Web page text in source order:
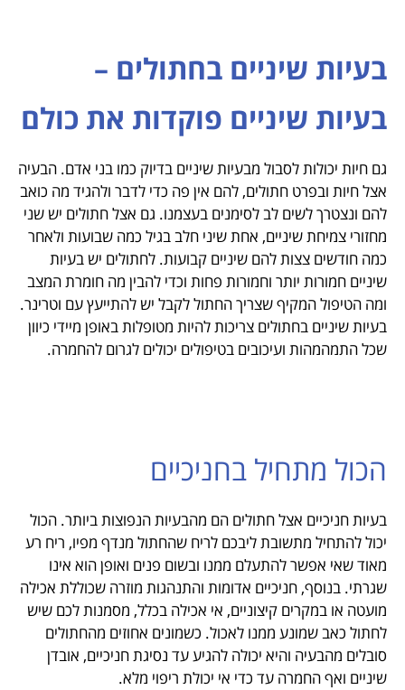
בעיות שיניים בחתולים –
בעיות שיניים פוקדות את כולם
גם חיות יכולות לסבול מבעיות שיניים בדיוק כמו בני אדם. הבעיה
אצל חיות ובפרט חתולים, להם אין פה כדי לדבר ולהגיד מה כואב
להם ונצטרך לשים לב לסימנים בעצמנו. גם אצל חתולים יש שני
מחזורי צמיחת שיניים, אחת שיני חלב בגיל כמה שבועות ולאחר
כמה חודשים צצות להם שיניים קבועות. לחתולים יש בעיות
שיניים חמורות יותר וחמורות פחות וכדי להבין מה חומרת המצב
ומה הטיפול המקיף שצריך החתול לקבל יש להתייעץ עם וטרינר.
בעיות שיניים בחתולים צריכות להיות מטופלות באופן מיידי כיוון
שכל התמהמהות ועיכובים בטיפולים יכולים לגרום להחמרה.
הכול מתחיל בחניכיים
בעיות חניכיים אצל חתולים הם מהבעיות הנפוצות ביותר. הכול
יכול להתחיל מתשובת ליבכם לריח שהחתול מנדף מפיו, ריח רע
מאוד שאי אפשר להתעלם ממנו ובשום פנים ואופן הוא אינו
שגרתי. בנוסף, חניכיים אדומות והתנהגות מוזרה שכוללת אכילה
מועטה או במקרים קיצוניים, אי אכילה בכלל, מסמנות לכם שיש
לחתול כאב שמונע ממנו לאכול. כשמונים אחוזים מהחתולים
סובלים מהבעיה והיא יכולה להגיע עד נסיגת חניכיים, אובדן
שיניים ואף החמרה עד כדי אי יכולת ריפוי מלא.